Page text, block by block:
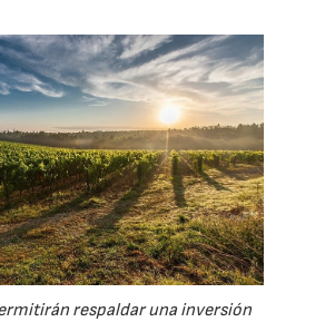
respaldar una inversión